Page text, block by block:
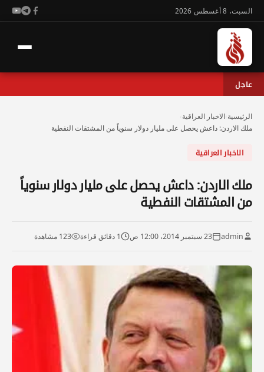
السبت، 8 أغسطس 2026
عاجل
الرئيسية الاخبار العراقية
ملك الاردن: داعش يحصل على مليار دولار سنوياً من المشتقات النفطية
الاخبار العراقية
ملك الاردن: داعش يحصل على مليار دولار سنوياً
من المشتقات النفطية
admin 23 سبتمبر 2014، 12:00 ص 1 دقائق قراءة 123 مشاهدة